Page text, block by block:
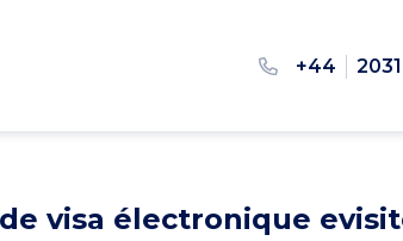
+44
visa électronique